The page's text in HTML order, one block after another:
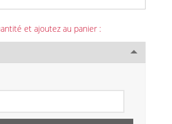
et ajoutez au panier :